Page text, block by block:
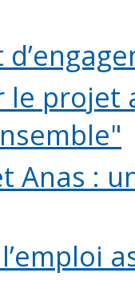
projet
Anas :